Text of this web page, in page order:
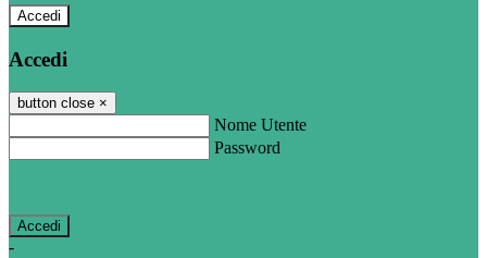
Accedi
Accedi
button close ×
Nome Utente
Password
-